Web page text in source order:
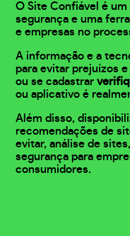
O Site Confiável é
segurança e uma
e empresas no
A informação e a
para evitar prejuízos
ou se cadastrar
ou aplicativo é
Além disso,
recomendações de
evitar, análise de
segurança para
consumidores.